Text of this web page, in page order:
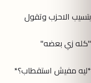
بتسيب الاحزب وتقول
"كله زي بعضه"
*ليه مفيش استقطاب؟*